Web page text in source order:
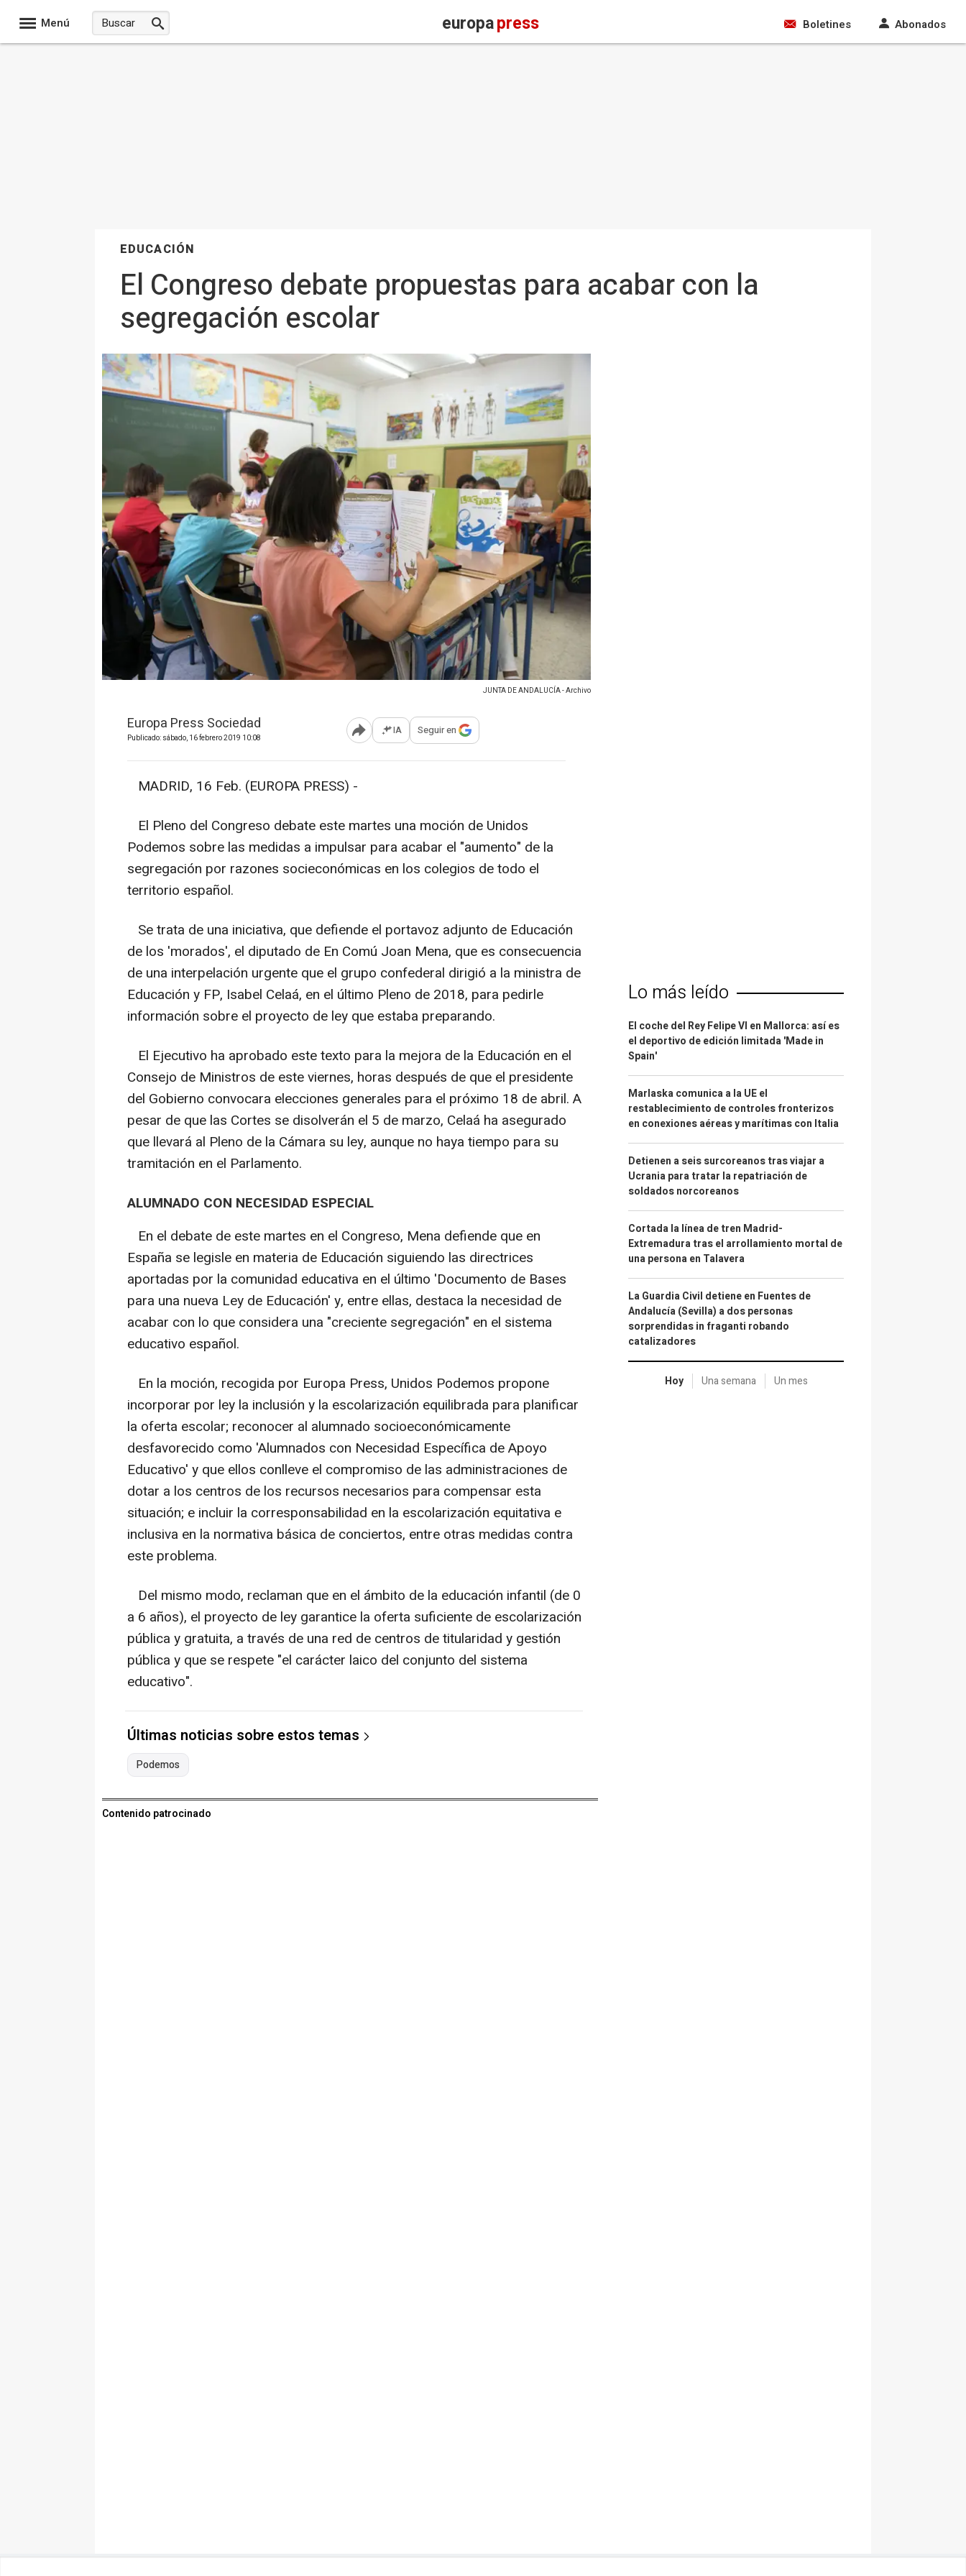
Menú europapress Boletines Abonados
EDUCACIÓN
El Congreso debate propuestas para acabar con la
segregación escolar
JUNTA DE ANDALUCÍA - Archivo
Europa Press Sociedad
Publicado: sábado, 16 febrero 2019 10:08 Abrir opciones para compartir
IA Seguir en
MADRID, 16 Feb. (EUROPA PRESS) -
El Pleno del Congreso debate este martes una moción de Unidos
Podemos sobre las medidas a impulsar para acabar el "aumento" de la
segregación por razones socieconómicas en los colegios de todo el
territorio español.
Se trata de una iniciativa, que defiende el portavoz adjunto de Educación
de los 'morados', el diputado de En Comú Joan Mena, que es consecuencia
de una interpelación urgente que el grupo confederal dirigió a la ministra de
Educación y FP, Isabel Celaá, en el último Pleno de 2018, para pedirle
información sobre el proyecto de ley que estaba preparando.
El Ejecutivo ha aprobado este texto para la mejora de la Educación en el
Consejo de Ministros de este viernes, horas después de que el presidente
del Gobierno convocara elecciones generales para el próximo 18 de abril. A
pesar de que las Cortes se disolverán el 5 de marzo, Celaá ha asegurado
que llevará al Pleno de la Cámara su ley, aunque no haya tiempo para su
tramitación en el Parlamento.
ALUMNADO CON NECESIDAD ESPECIAL
En el debate de este martes en el Congreso, Mena defiende que en
España se legisle en materia de Educación siguiendo las directrices
aportadas por la comunidad educativa en el último 'Documento de Bases
para una nueva Ley de Educación' y, entre ellas, destaca la necesidad de
acabar con lo que considera una "creciente segregación" en el sistema
educativo español.
En la moción, recogida por Europa Press, Unidos Podemos propone
incorporar por ley la inclusión y la escolarización equilibrada para planificar
la oferta escolar; reconocer al alumnado socioeconómicamente
desfavorecido como 'Alumnados con Necesidad Específica de Apoyo
Educativo' y que ellos conlleve el compromiso de las administraciones de
dotar a los centros de los recursos necesarios para compensar esta
situación; e incluir la corresponsabilidad en la escolarización equitativa e
inclusiva en la normativa básica de conciertos, entre otras medidas contra
este problema.
Del mismo modo, reclaman que en el ámbito de la educación infantil (de 0
a 6 años), el proyecto de ley garantice la oferta suficiente de escolarización
pública y gratuita, a través de una red de centros de titularidad y gestión
pública y que se respete "el carácter laico del conjunto del sistema
educativo".
Últimas noticias sobre estos temas
Podemos
Contenido patrocinado
Lo más leído
El coche del Rey Felipe VI en Mallorca: así es
el deportivo de edición limitada 'Made in
Spain'
Marlaska comunica a la UE el
restablecimiento de controles fronterizos
en conexiones aéreas y marítimas con Italia
Detienen a seis surcoreanos tras viajar a
Ucrania para tratar la repatriación de
soldados norcoreanos
Cortada la línea de tren Madrid-
Extremadura tras el arrollamiento mortal de
una persona en Talavera
La Guardia Civil detiene en Fuentes de
Andalucía (Sevilla) a dos personas
sorprendidas in fraganti robando
catalizadores
Hoy Una semana Un mes